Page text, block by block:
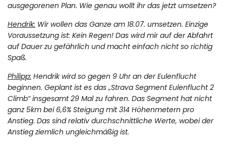
ausgegorenen Plan. Wie genau wollt ihr das jetzt umsetzen?
Hendrik: Wir wollen das Ganze am 18.07. umsetzen. Einzige
Voraussetzung ist: Kein Regen! Das wird mir auf der Abfahrt
auf Dauer zu gefährlich und macht einfach nicht so richtig
Spaß.
Philipp: Hendrik wird so gegen 9 Uhr an der Eulenflucht
beginnen. Geplant ist es das „Strava Segment Eulenflucht 2
Climb“ insgesamt 29 Mal zu fahren. Das Segment hat nicht
ganz 5km bei 6,6% Steigung mit 314 Höhenmetern pro
Anstieg. Das sind relativ durchschnittliche Werte, wobei der
Anstieg ziemlich ungleichmäßig ist.